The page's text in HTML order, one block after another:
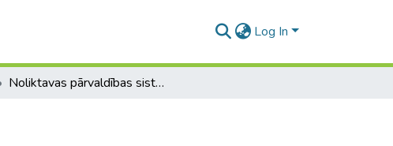
Log In
Noliktavas pārvaldības sistēma